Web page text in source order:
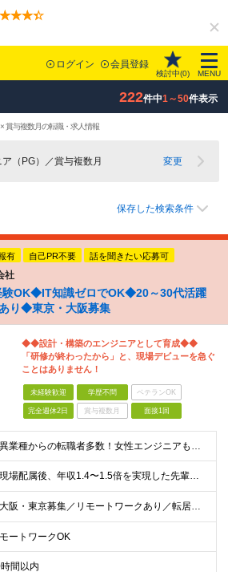
ログイン 会員登録
検討中(0) MENU
222件中1～50件表示
賞与複数月の転職・求人情報
（PG）／賞与複数月 変更
保存した検索条件
有 自己PR不要 話を聞きたい応募可
社
験OK◆IT知識ゼロでOK◆20～30代活躍
り◆東京・大阪募集
◆◆設計・構築のエンジニアとして育成◆◆
「研修が終わったから」と、現場デビューを急ぐ
ことはありません！
未経験歓迎 学歴不問 ベテランOK
完全週休2日 賞与複数月 面接1回
【異業種からの転職者多数！女性エンジニアも活躍中】 ◆学歴不問 ◆未経験OK ≪こんな方を歓迎しています≫ ◎未経験から成長できる環境で活躍したい方 ◎大学やスクールでIT系のスキルを学んだことのあ
【現場配属後、年収1.4〜1.5倍を実現した先輩も！残業代全額支給】 ◆給与は経験やスキルに応じて決定します ◆年俸制250万円～350万円（1/12を月々支給） ≪年収UPの例≫ ◎飲食業からのキ
【大阪・東京募集／リモートワークあり／転居を伴う転勤なし】 東京本社、大阪事務所、または東京23区内・関西（大阪・兵庫）の各クライアント先勤務 ◆入社後、約1年間はクライアント先ではなく 自社内（東
ートワークOK
間以内